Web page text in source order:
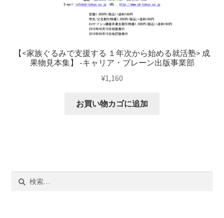
【<家族ぐるみで支援する １年次から始める就活塾> 成
果物見本集】 -キャリア・ブレーン出版事業部
¥1,160
お買い物カゴに追加